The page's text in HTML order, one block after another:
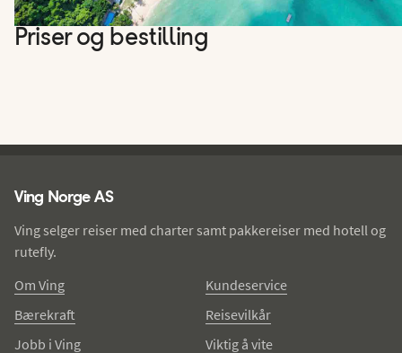
Priser og bestilling
Ving Norge AS
Ving selger reiser med charter samt pakkereiser med hotell og
rutefly.
Om Ving
Bærekraft
Jobb i Ving
Kundeservice
Reisevilkår
Viktig å vite